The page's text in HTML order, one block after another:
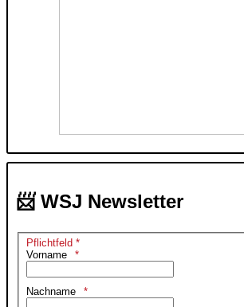
📨 WSJ Newsletter
Pflichtfeld *
Vorname
Nachname